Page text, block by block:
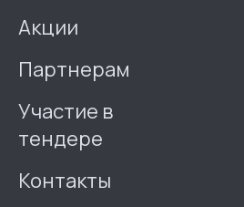
Акции
Партнерам
Участие в
тендере
Контакты